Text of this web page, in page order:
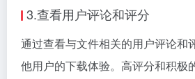
3.查看用户评论和评分
通过查看与文件相关的用户评论和
他用户的下载体验。高评分和积极